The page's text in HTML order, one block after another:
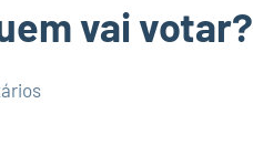
vai votar?